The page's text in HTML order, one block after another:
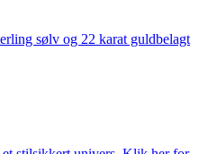
sølv og 22 karat guldbelagt